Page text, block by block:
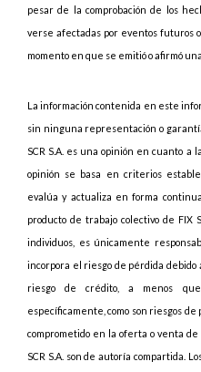
pesar de la comprobación de los
verse afectadas por eventos futuros
momento en que se emitió o afirmó
La información contenida en este
sin ninguna representación o
SCR S.A. es una opinión en cuanto a
opinión se basa en criterios
evalúa y actualiza en forma
producto de trabajo colectivo de FIX
individuos, es únicamente
incorpora el riesgo de pérdida debido
riesgo de crédito, a menos que
específicamente, como son riesgos de
comprometido en la oferta o venta
SCR S.A. son de autoría compartida.